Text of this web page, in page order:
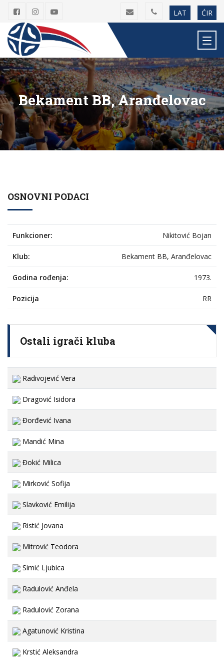
LAT ĆIR
Bekament BB, Aranđelovac
OSNOVNI PODACI
Funkcioner: Nikitović Bojan
Klub: Bekament BB, Aranđelovac
Godina rođenja: 1973.
Pozicija RR
Ostali igrači kluba
Radivojević Vera
Dragović Isidora
Đorđević Ivana
Mandić Mina
Đokić Milica
Mirković Sofija
Slavković Emilija
Ristić Jovana
Mitrović Teodora
Simić Ljubica
Radulović Anđela
Radulović Zorana
Agatunović Kristina
Krstić Aleksandra